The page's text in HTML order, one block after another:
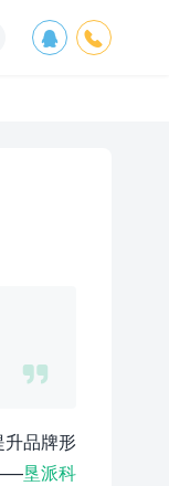
 

品牌形
垦派科